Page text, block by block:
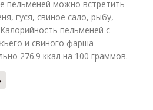
пельменей можно встретить
гуся, свиное сало, рыбу,
пельменей с
и свиного фарша
276.9 ккал на 100 граммов.